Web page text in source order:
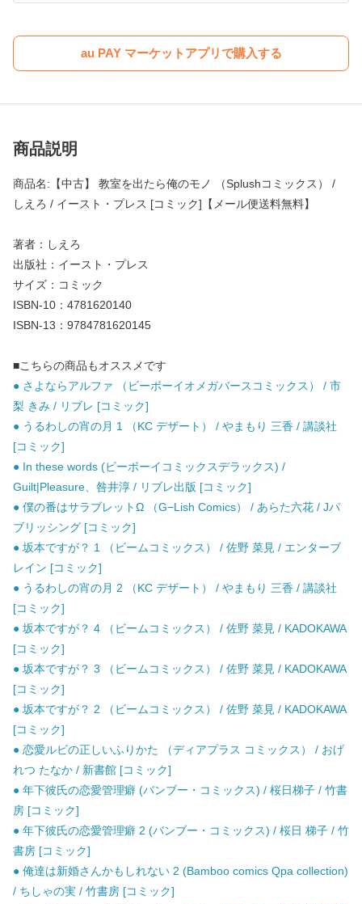
au PAY マーケットアプリで購入する
商品説明
商品名:【中古】 教室を出たら俺のモノ （Splushコミックス） /
しえろ / イースト・プレス [コミック]【メール便送料無料】
著者：しえろ
出版社：イースト・プレス
サイズ：コミック
ISBN-10：4781620140
ISBN-13：9784781620145
■こちらの商品もオススメです
● さよならアルファ （ビーボーイオメガバースコミックス） / 市
梨 きみ / リブレ [コミック]
● うるわしの宵の月 1 （KC デザート） / やまもり 三香 / 講談社
[コミック]
● In these words (ビーボーイコミックスデラックス) /
Guilt|Pleasure、咎井淳 / リブレ出版 [コミック]
● 僕の番はサラブレットΩ （G−Lish Comics） / あらた六花 / Jパ
ブリッシング [コミック]
● 坂本ですが？ 1 （ビームコミックス） / 佐野 菜見 / エンターブ
レイン [コミック]
● うるわしの宵の月 2 （KC デザート） / やまもり 三香 / 講談社
[コミック]
● 坂本ですが？ 4 （ビームコミックス） / 佐野 菜見 / KADOKAWA
[コミック]
● 坂本ですが？ 3 （ビームコミックス） / 佐野 菜見 / KADOKAWA
[コミック]
● 坂本ですが？ 2 （ビームコミックス） / 佐野 菜見 / KADOKAWA
[コミック]
● 恋愛ルビの正しいふりかた （ディアプラス コミックス） / おげ
れつ たなか / 新書館 [コミック]
● 年下彼氏の恋愛管理癖 (バンブー・コミックス) / 桜日梯子 / 竹書
房 [コミック]
● 年下彼氏の恋愛管理癖 2 (バンブー・コミックス) / 桜日 梯子 / 竹
書房 [コミック]
● 俺達は新婚さんかもしれない 2 (Bamboo comics Qpa collection)
/ ちしゃの実 / 竹書房 [コミック]